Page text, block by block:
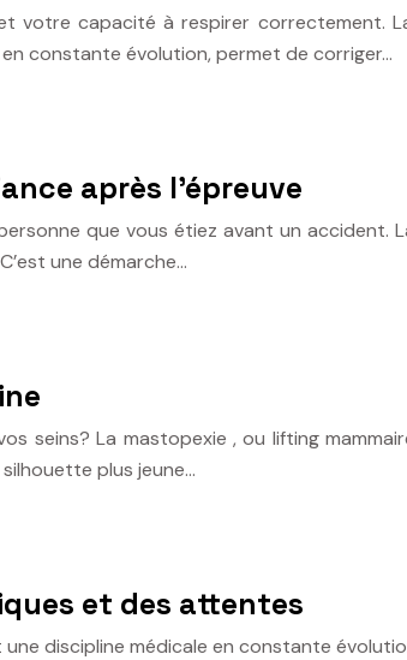
votre capacité à respirer correctement.
constante évolution, permet de corriger…
après l’épreuve
que vous étiez avant un
une démarche…
seins? La mastopexie , ou lifting
plus jeune…
et des attentes
discipline médicale en constante